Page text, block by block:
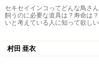
セキセイインコってどんな鳥さ
飼うのに必要な道具は？寿命は
いと考えている人に知って欲し
村田 亜衣